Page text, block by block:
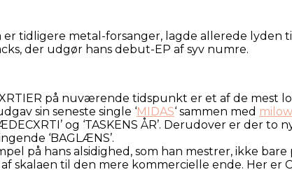
er tidligere metal-forsanger, lagde allerede lyden
der udgør hans debut-EP af syv numre.
på nuværende tidspunkt er et af de mest
sin seneste single ‘MIDAS‘ sammen med
og ‘TASKENS ÅR’. Derudover er
‘BAGLÆNS’.
på hans alsidighed, som han mestrer, ikke
skalaen til den mere kommercielle ende. Her er